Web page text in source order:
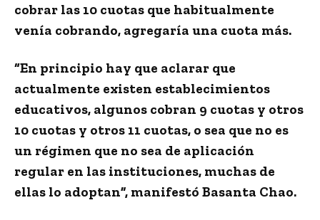
cobrar las 10 cuotas que habitualmente
venía cobrando, agregaría una cuota más.
“En principio hay que aclarar que
actualmente existen establecimientos
educativos, algunos cobran 9 cuotas y otros
10 cuotas y otros 11 cuotas, o sea que no es
un régimen que no sea de aplicación
regular en las instituciones, muchas de
ellas lo adoptan”, manifestó Basanta Chao.